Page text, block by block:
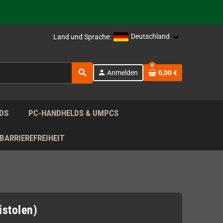
Land und Sprache: Deutschland
search person Anmelden
0
0,00 €
PC-HANDHELDS & UMPCS
BARRIEREFREIHEIT